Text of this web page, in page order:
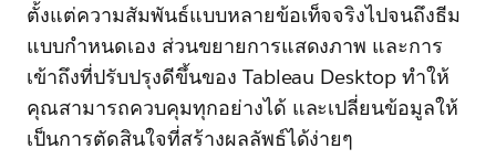
ตั้งแต่ความสัมพันธ์แบบหลายข้อเท็จจริงไปจนถึงธีม
แบบกำหนดเอง ส่วนขยายการแสดงภาพ และการ
เข้าถึงที่ปรับปรุงดีขึ้นของ Tableau Desktop ทำให้
คุณสามารถควบคุมทุกอย่างได้ และเปลี่ยนข้อมูลให้
เป็นการตัดสินใจที่สร้างผลลัพธ์ได้ง่ายๆ